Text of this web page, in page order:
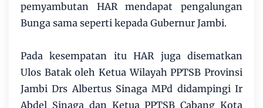
pemyambutan HAR mendapat pengalungan
Bunga sama seperti kepada Gubernur Jambi.
Pada kesempatan itu HAR juga disematkan
Ulos Batak oleh Ketua Wilayah PPTSB Provinsi
Jambi Drs Albertus Sinaga MPd didampingi Ir
Abdel Sinaga dan Ketua PPTSB Cabang Kota